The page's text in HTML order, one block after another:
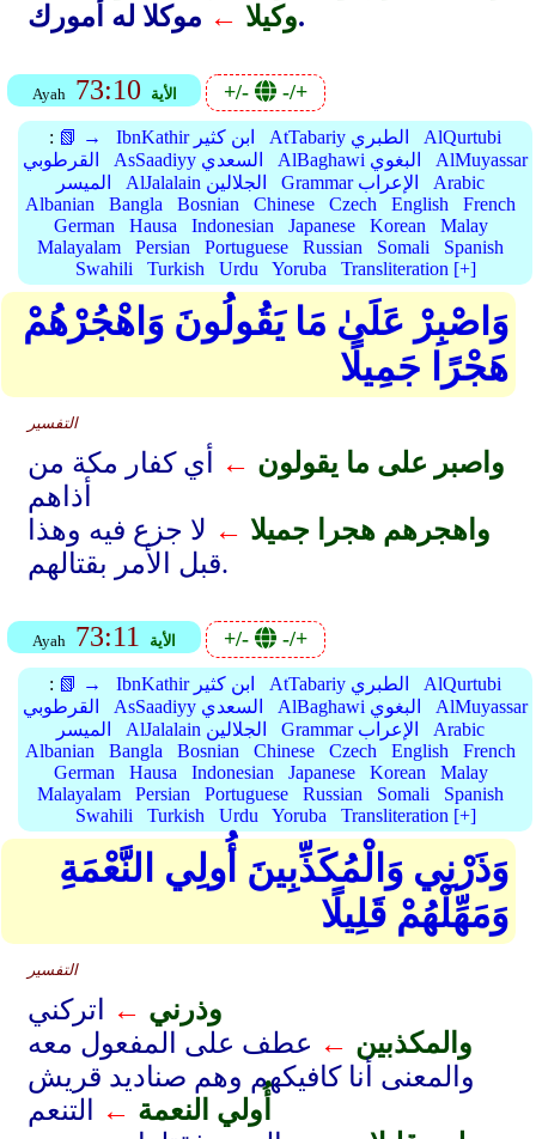
وكيلا ← موكلا له أمورك.
Ayah 73:10 الأية +/- -/+
: 📗 → IbnKathir ابن كثير AtTabariy الطبري
AlQurtubi
القرطوبي
AsSaadiyy السعدي AlBaghawi البغوي
AlMuyassar
الميسر
AlJalalain الجلالين Grammar الإعراب
Arabic
Albanian
Bangla Bosnian Chinese Czech English
French
German
Hausa Indonesian Japanese Korean
Malay
Malayalam
Persian Portuguese Russian Somali
Spanish
Swahili
Turkish Urdu Yoruba Transliteration [+]
وَاصْبِرْ عَلَىٰ مَا يَقُولُونَ وَاهْجُرْهُمْ
هَجْرًا جَمِيلًا
التفسير
واصبر على ما يقولون ←
أي كفار مكة من
أذاهم
واهجرهم هجرا جميلا ← لا جزع فيه وهذا
قبل الأمر بقتالهم.
Ayah 73:11 الأية +/- -/+
: 📗 → IbnKathir ابن كثير AtTabariy الطبري
AlQurtubi
القرطوبي
AsSaadiyy السعدي AlBaghawi البغوي
AlMuyassar
الميسر
AlJalalain الجلالين Grammar الإعراب
Arabic
Albanian
Bangla Bosnian Chinese Czech English
French
German
Hausa Indonesian Japanese Korean
Malay
Malayalam
Persian Portuguese Russian Somali
Spanish
Swahili
Turkish Urdu Yoruba Transliteration [+]
وَذَرْنِي وَالْمُكَذِّبِينَ أُولِي النَّعْمَةِ
وَمَهِّلْهُمْ قَلِيلًا
التفسير
وذرني ←
اتركني
والمكذبين ← عطف على المفعول معه
والمعنى أنا كافيكهم وهم صناديد قريش
أُولي النعمة ←
التنعم